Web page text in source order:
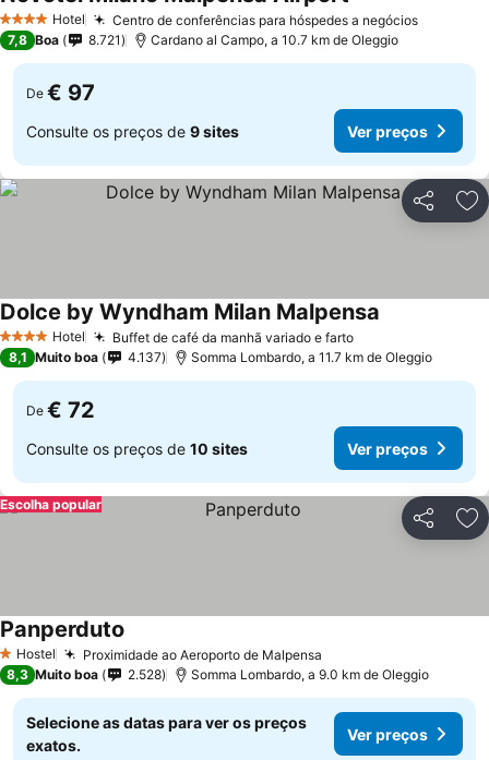
4 EstrelasHotel Centro de conferências para hóspedes a negócios
7,8 Boa 8.721 Cardano al Campo, a 10.7 km de Oleggio
De € 97
Consulte os preços de 9 sites Ver preços
Partilhar
4 EstrelasHotel Buffet de café da manhã variado e farto
Dolce by Wyndham Milan Malpensa
8,1 Muito boa 4.137 Somma Lombardo, a 11.7 km de Oleggio
De € 72
Consulte os preços de 10 sites Ver preços
Partilhar
Escolha popular
1 Estrelas
Hostel Proximidade ao Aeroporto de Malpensa
Panperduto
8,3 Muito boa 2.528 Somma Lombardo, a 9.0 km de Oleggio
Selecione as datas para ver os preços
exatos.
Ver preços